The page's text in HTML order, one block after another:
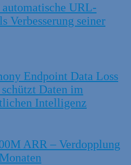
URL-
Verbesserung seiner
Endpoint Data Loss
Daten im
Intelligenz
ARR – Verdopplung